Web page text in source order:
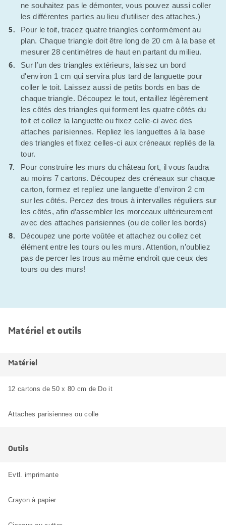
ne souhaitez pas le démonter, vous pouvez aussi coller
les différentes parties au lieu d’utiliser des attaches.)
Pour le toit, tracez quatre triangles conformément au
plan. Chaque triangle doit être long de 20 cm à la base et
mesurer 28 centimètres de haut en partant du milieu.
Sur l’un des triangles extérieurs, laissez un bord
d'environ 1 cm qui servira plus tard de languette pour
coller le toit. Laissez aussi de petits bords en bas de
chaque triangle. Découpez le tout, entaillez légèrement
les côtés des triangles qui forment les quatre côtés du
toit et collez la languette ou fixez celle-ci avec des
attaches parisiennes. Repliez les languettes à la base
des triangles et fixez celles-ci aux créneaux repliés de la
tour.
Pour construire les murs du château fort, il vous faudra
au moins 7 cartons. Découpez des créneaux sur chaque
carton, formez et repliez une languette d’environ 2 cm
sur les côtés. Percez des trous à intervalles réguliers sur
les côtés, afin d’assembler les morceaux ultérieurement
avec des attaches parisiennes (ou de coller les bords)
Découpez une porte voûtée et attachez ou collez cet
élément entre les tours ou les murs. Attention, n’oubliez
pas de percer les trous au même endroit que ceux des
tours ou des murs!
Matériel et outils
Matériel
12 cartons de 50 x 80 cm de Do it
Attaches parisiennes ou colle
Outils
Evtl. imprimante
Crayon à papier